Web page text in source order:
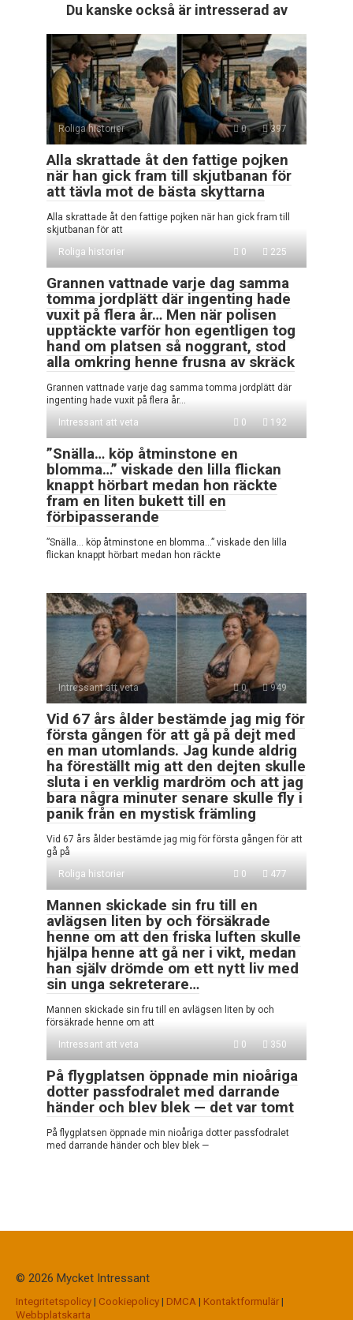
Du kanske också är intresserad av
Roliga historier 0 397
Alla skrattade åt den fattige pojken
när han gick fram till skjutbanan för
att tävla mot de bästa skyttarna
Alla skrattade åt den fattige pojken när han gick fram till
skjutbanan för att
Roliga historier
0 225
Grannen vattnade varje dag samma
tomma jordplätt där ingenting hade
vuxit på flera år… Men när polisen
upptäckte varför hon egentligen tog
hand om platsen så noggrant, stod
alla omkring henne frusna av skräck
Grannen vattnade varje dag samma tomma jordplätt där
ingenting hade vuxit på flera år…
Intressant att veta
0 192
”Snälla… köp åtminstone en
blomma…” viskade den lilla flickan
knappt hörbart medan hon räckte
fram en liten bukett till en
förbipasserande
”Snälla… köp åtminstone en blomma…” viskade den lilla
flickan knappt hörbart medan hon räckte
Intressant att veta 0 949
Vid 67 års ålder bestämde jag mig för
första gången för att gå på dejt med
en man utomlands. Jag kunde aldrig
ha föreställt mig att den dejten skulle
sluta i en verklig mardröm och att jag
bara några minuter senare skulle fly i
panik från en mystisk främling
Vid 67 års ålder bestämde jag mig för första gången för att
gå på
Roliga historier
0 477
Mannen skickade sin fru till en
avlägsen liten by och försäkrade
henne om att den friska luften skulle
hjälpa henne att gå ner i vikt, medan
han själv drömde om ett nytt liv med
sin unga sekreterare…
Mannen skickade sin fru till en avlägsen liten by och
försäkrade henne om att
Intressant att veta
0 350
På flygplatsen öppnade min nioåriga
dotter passfodralet med darrande
händer och blev blek — det var tomt
På flygplatsen öppnade min nioåriga dotter passfodralet
med darrande händer och blev blek —
© 2026 Mycket Intressant
Integritetspolicy| Cookiepolicy| DMCA | Kontaktformulär|
Webbplatskarta